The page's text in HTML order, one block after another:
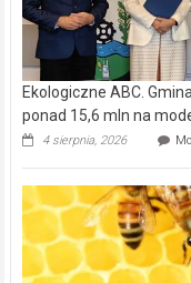
Ekologiczne ABC.
ponad 15,6 mln na
4 sierpnia, 2026